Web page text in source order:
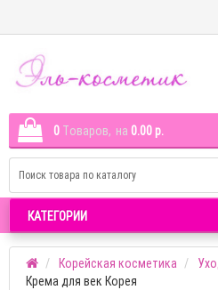
0 Tоваров, на 0.00 р.
КАТЕГОРИИ
Корейская косметика
Крема для век Корея